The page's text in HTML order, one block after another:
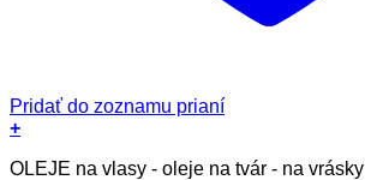
Pridať do zoznamu prianí
+
OLEJE na vlasy - oleje na tvár - na vrásky